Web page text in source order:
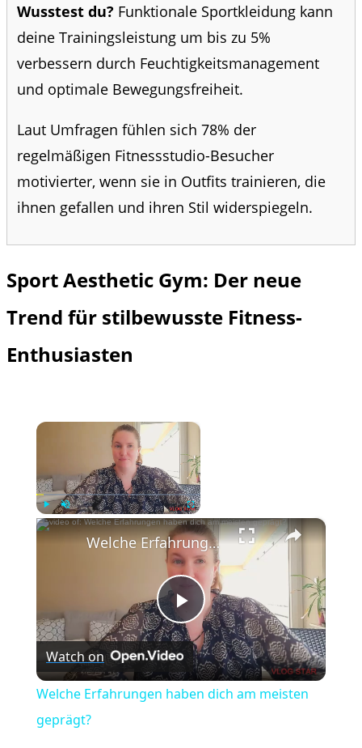
Wusstest du? Funktionale Sportkleidung kann
deine Trainingsleistung um bis zu 5%
verbessern durch Feuchtigkeitsmanagement
und optimale Bewegungsfreiheit.
Laut Umfragen fühlen sich 78% der
regelmäßigen Fitnessstudio-Besucher
motivierter, wenn sie in Outfits trainieren, die
ihnen gefallen und ihren Stil widerspiegeln.
Sport Aesthetic Gym: Der neue
Trend für stilbewusste Fitness-
Enthusiasten
×
Play Unmute Fullscreen
Now Playing
×
Play
Video
Welche Erfahrungen haben dich am meisten geprägt?
Watch on
Welche Erfahrungen haben dich am meisten
geprägt?